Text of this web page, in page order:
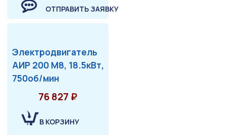
ОТПРАВИТЬ ЗАЯВКУ
Электродвигатель
АИР 200 М8, 18.5кВт,
750об/мин
76 827 ₽
В КОРЗИНУ